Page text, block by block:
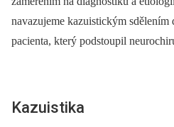
navazujeme kazuistickým
pacienta, který podstoupil
Kazuistika